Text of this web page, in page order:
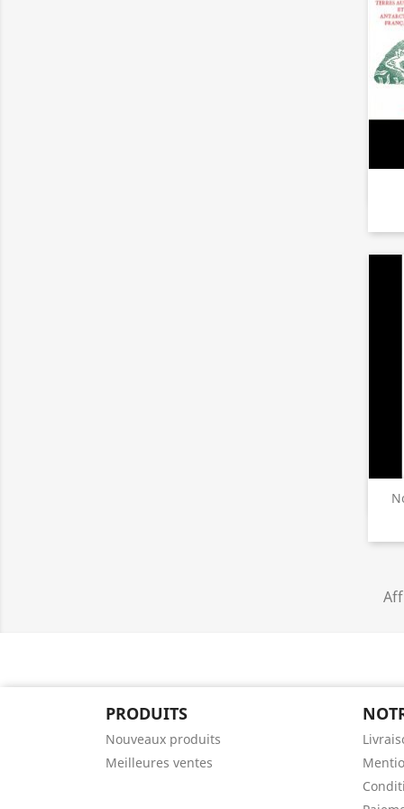
PRODUITS
Nouveaux produits
Meilleures ventes